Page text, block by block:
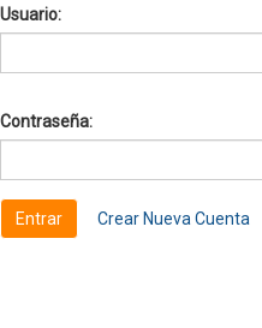
Usuario:
Contraseña:
Crear Nueva Cuenta